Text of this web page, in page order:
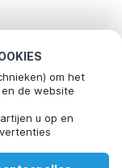
om het
de website
u op en
voor